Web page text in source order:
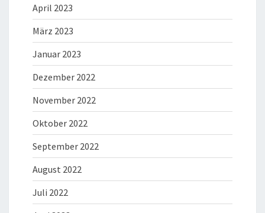
April 2023
März 2023
Januar 2023
Dezember 2022
November 2022
Oktober 2022
September 2022
August 2022
Juli 2022